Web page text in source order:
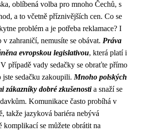
oblíbená volba pro mnoho Čechů, s
a to včetně příznivějších cen. Co se
problém a je potřeba reklamace? I
zahraničí, nemusíte se obávat. Práva
evropskou legislativou, která platí i
případě vady sedačky se obraťte přímo
jste sedačku zakoupili. Mnoho polských
zákazníky dobré zkušenostia snaží se
Komunikace často probíhá v
takže jazyková bariéra nebývá
komplikací se můžete obrátit na